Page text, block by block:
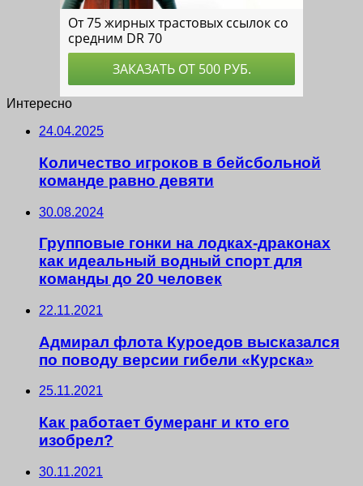
Интересно
24.04.2025
Количество игроков в бейсбольной
команде равно девяти
30.08.2024
Групповые гонки на лодках-драконах
как идеальный водный спорт для
команды до 20 человек
22.11.2021
Адмирал флота Куроедов высказался
по поводу версии гибели «Курска»
25.11.2021
Как работает бумеранг и кто его
изобрел?
30.11.2021